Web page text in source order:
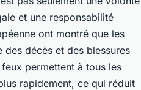
et une responsabilité
ont montré que les
décès et des blessures
permettent à tous les
rapidement, ce qui réduit